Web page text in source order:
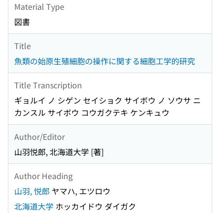
Material Type
図書
Title
魚類の始原生殖細胞の操作に関する細胞工学的研究
Title Transcription
ギョルイ ノ シゲン セイショク サイボウ ノ ソウサ ニ
カンスル サイボウ コウガクテキ ケンキュウ
Author/Editor
山羽悦郎, 北海道大学 [著]
Author Heading
山羽, 悦郎 ヤマハ, エツロウ
北海道大学 ホッカイドウ ダイガク